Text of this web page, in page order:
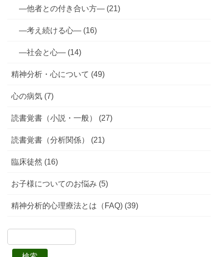
—他者との付き合い方— (21)
—考え続ける心— (16)
—社会と心— (14)
精神分析・心について (49)
心の病気 (7)
読書覚書（小説・一般） (27)
読書覚書（分析関係） (21)
臨床徒然 (16)
お子様についてのお悩み (5)
精神分析的心理療法とは（FAQ) (39)